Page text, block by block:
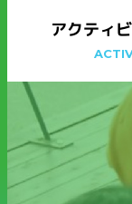
アクティ